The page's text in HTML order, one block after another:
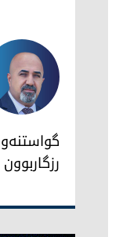
نووری بێخاڵی